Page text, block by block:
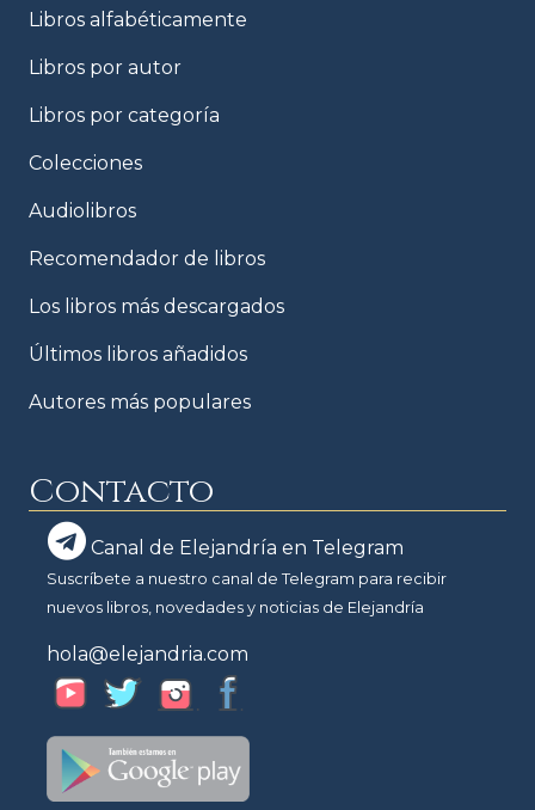
Libros alfabéticamente
Libros por autor
Libros por categoría
Colecciones
Audiolibros
Recomendador de libros
Los libros más descargados
Últimos libros añadidos
Autores más populares
Contacto
Canal de Elejandría en Telegram
Suscríbete a nuestro canal de Telegram para recibir
nuevos libros, novedades y noticias de Elejandría
hola@elejandria.com